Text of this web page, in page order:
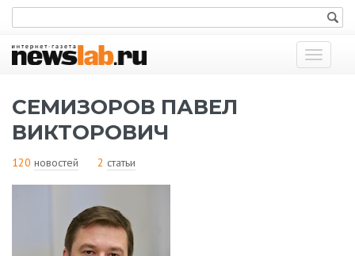
Показать
меню
СЕМИЗОРОВ ПАВЕЛ
ВИКТОРОВИЧ
120 новостей 2 статьи